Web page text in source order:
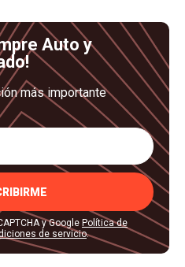
Auto y
más importante
y Google Política de
de servicio.